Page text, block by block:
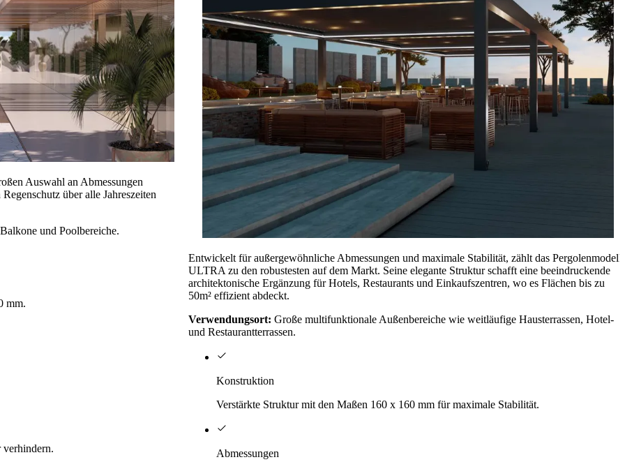
Auswahl an Abmessungen
über alle Jahreszeiten
und Poolbereiche.
mm.
verhindern.
Entwickelt für außergewöhnliche Abmessungen und maximale Stabilität, zählt das Pergolenmodell
ULTRA zu den robustesten auf dem Markt. Seine elegante Struktur schafft eine beeindruckende
architektonische Ergänzung für Hotels, Restaurants und Einkaufszentren, wo es Flächen bis zu
50m² effizient abdeckt.
Verwendungsort: Große multifunktionale Außenbereiche wie weitläufige Hausterrassen, Hotel-
und Restaurantterrassen.
Konstruktion
Verstärkte Struktur mit den Maßen 160 x 160 mm für maximale Stabilität.
Abmessungen